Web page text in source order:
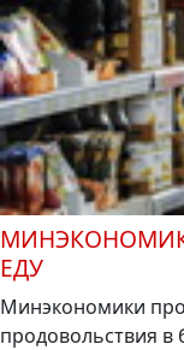
ЕДУ
Минэкономики
продовольствия